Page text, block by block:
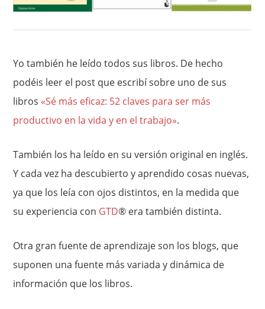
Yo también he leído todos sus libros. De hecho
podéis leer el post que escribí sobre uno de sus
libros «Sé más eficaz: 52 claves para ser más
productivo en la vida y en el trabajo».
También los ha leído en su versión original en inglés.
Y cada vez ha descubierto y aprendido cosas nuevas,
ya que los leía con ojos distintos, en la medida que
su experiencia con GTD® era también distinta.
Otra gran fuente de aprendizaje son los blogs, que
suponen una fuente más variada y dinámica de
información que los libros.